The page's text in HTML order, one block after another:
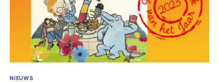
NIEUWS